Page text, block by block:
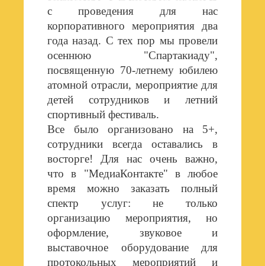
с проведения для нас
корпоративного мероприятия два
года назад. С тех пор мы провели
осеннюю "Спартакиаду",
посвященную 70-летнему юбилею
атомной отрасли, мероприятие для
детей сотрудников и летний
спортивный фестиваль.
Все было организовано на 5+,
сотрудники всегда оставались в
восторге! Для нас очень важно,
что в "МедиаКонтакте" в любое
время можно заказать полный
спектр услуг: не только
организацию мероприятия, но
оформление, звуковое и
выставочное оборудование для
протокольных мероприятий и